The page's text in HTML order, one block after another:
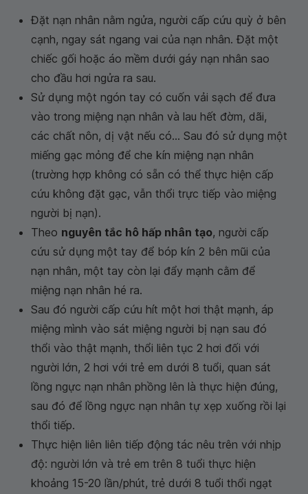
Đặt nạn nhân nằm ngửa, người cấp cứu quỳ ở bên
cạnh, ngay sát ngang vai của nạn nhân. Đặt một
chiếc gối hoặc áo mềm dưới gáy nạn nhân sao
cho đầu hơi ngửa ra sau.
Sử dụng một ngón tay có cuốn vải sạch để đưa
vào trong miệng nạn nhân và lau hết đờm, dãi,
các chất nôn, dị vật nếu có... Sau đó sử dụng một
miếng gạc mỏng để che kín miệng nạn nhân
(trường hợp không có sẵn có thể thực hiện cấp
cứu không đặt gạc, vẫn thổi trực tiếp vào miệng
người bị nạn).
Theo nguyên tắc hô hấp nhân tạo, người cấp
cứu sử dụng một tay để bóp kín 2 bên mũi của
nạn nhân, một tay còn lại đẩy mạnh cằm để
miệng nạn nhân hé ra.
Sau đó người cấp cứu hít một hơi thật mạnh, áp
miệng mình vào sát miệng người bị nạn sau đó
thổi vào thật mạnh, thổi liên tục 2 hơi đối với
người lớn, 2 hơi với trẻ em dưới 8 tuổi, quan sát
lồng ngực nạn nhân phồng lên là thực hiện đúng,
sau đó để lồng ngực nạn nhân tự xẹp xuống rồi lại
thổi tiếp.
Thực hiện liên liên tiếp động tác nêu trên với nhịp
độ: người lớn và trẻ em trên 8 tuổi thực hiện
khoảng 15-20 lần/phút, trẻ dưới 8 tuổi thổi ngạt